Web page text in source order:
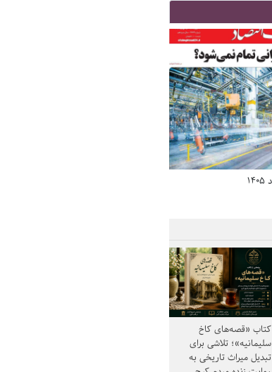
کتاب «قصه‌های کاخ
سلیمانیه»؛ تلاشی برای
تبدیل میراث تاریخی به